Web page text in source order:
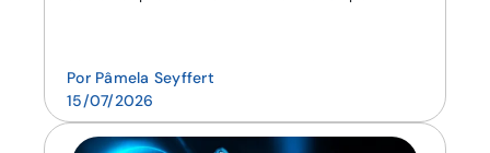
Por Pâmela Seyffert
15/07/2026